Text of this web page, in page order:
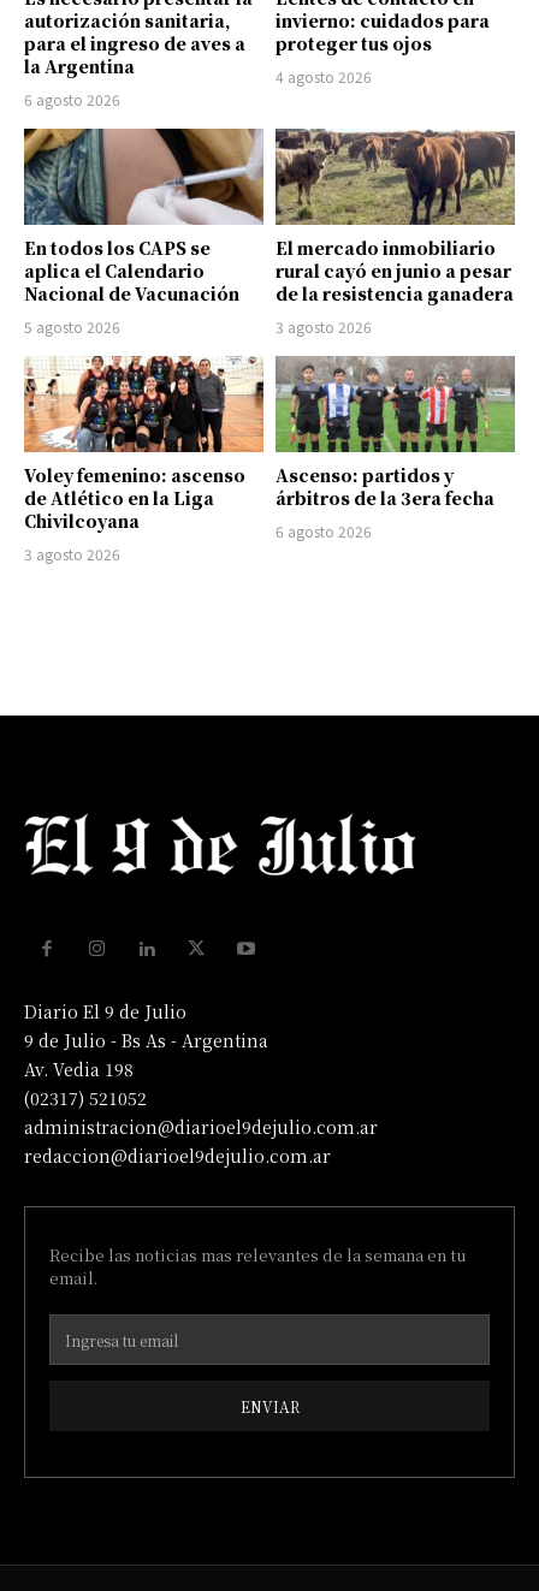
autorización sanitaria,
para el ingreso de aves a
la Argentina
6 agosto 2026
invierno: cuidados para
proteger tus ojos
4 agosto 2026
En todos los CAPS se
aplica el Calendario
Nacional de Vacunación
5 agosto 2026
El mercado inmobiliario
rural cayó en junio a pesar
de la resistencia ganadera
3 agosto 2026
Voley femenino: ascenso
de Atlético en la Liga
Chivilcoyana
3 agosto 2026
Ascenso: partidos y
árbitros de la 3era fecha
6 agosto 2026
Diario El 9 de Julio
9 de Julio - Bs As - Argentina
Av. Vedia 198
(02317) 521052
administracion@diarioel9dejulio.com.ar
redaccion@diarioel9dejulio.com.ar
Recibe las noticias mas relevantes de la semana en tu
email.
ENVIAR